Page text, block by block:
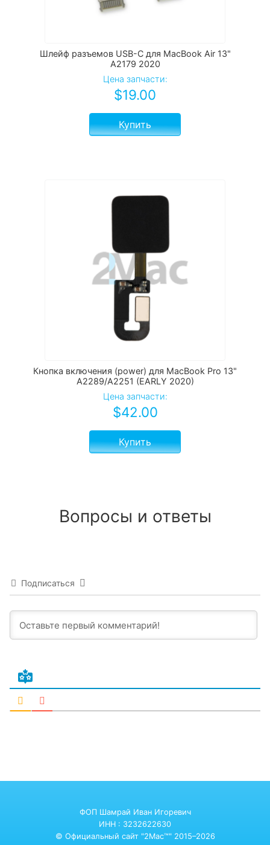
Шлейф разъемов USB-C для MacBook Air 13"
A2179 2020
Цена запчасти:
$19.00
Купить
Кнопка включения (power) для MacBook Pro 13"
A2289/A2251 (EARLY 2020)
Цена запчасти:
$42.00
Купить
Вопросы и ответы
Подписаться
ФОП Шамрай Иван Игоревич
ИНН : 3232622630
© Официальный сайт "2Mac™" 2015–2026